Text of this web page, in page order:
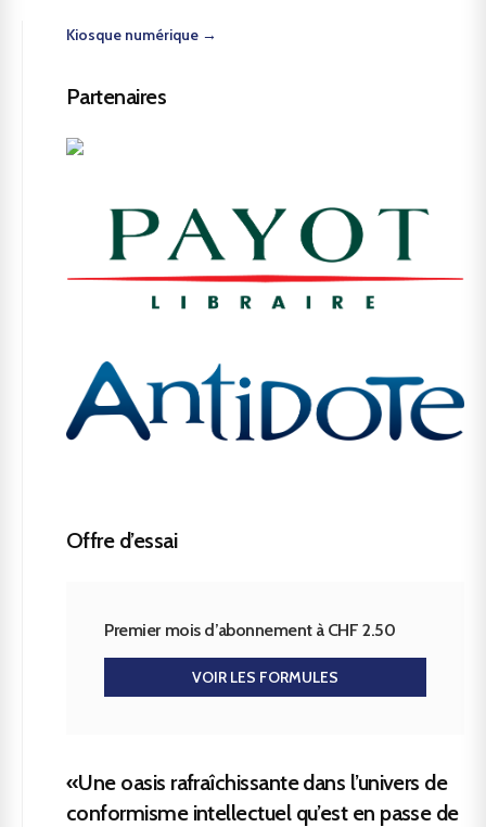
Kiosque numérique →
Partenaires
Offre d’essai
Premier mois d’abonnement à CHF 2.50
VOIR LES FORMULES
«Une oasis rafraîchissante dans l’univers de
conformisme intellectuel qu’est en passe de